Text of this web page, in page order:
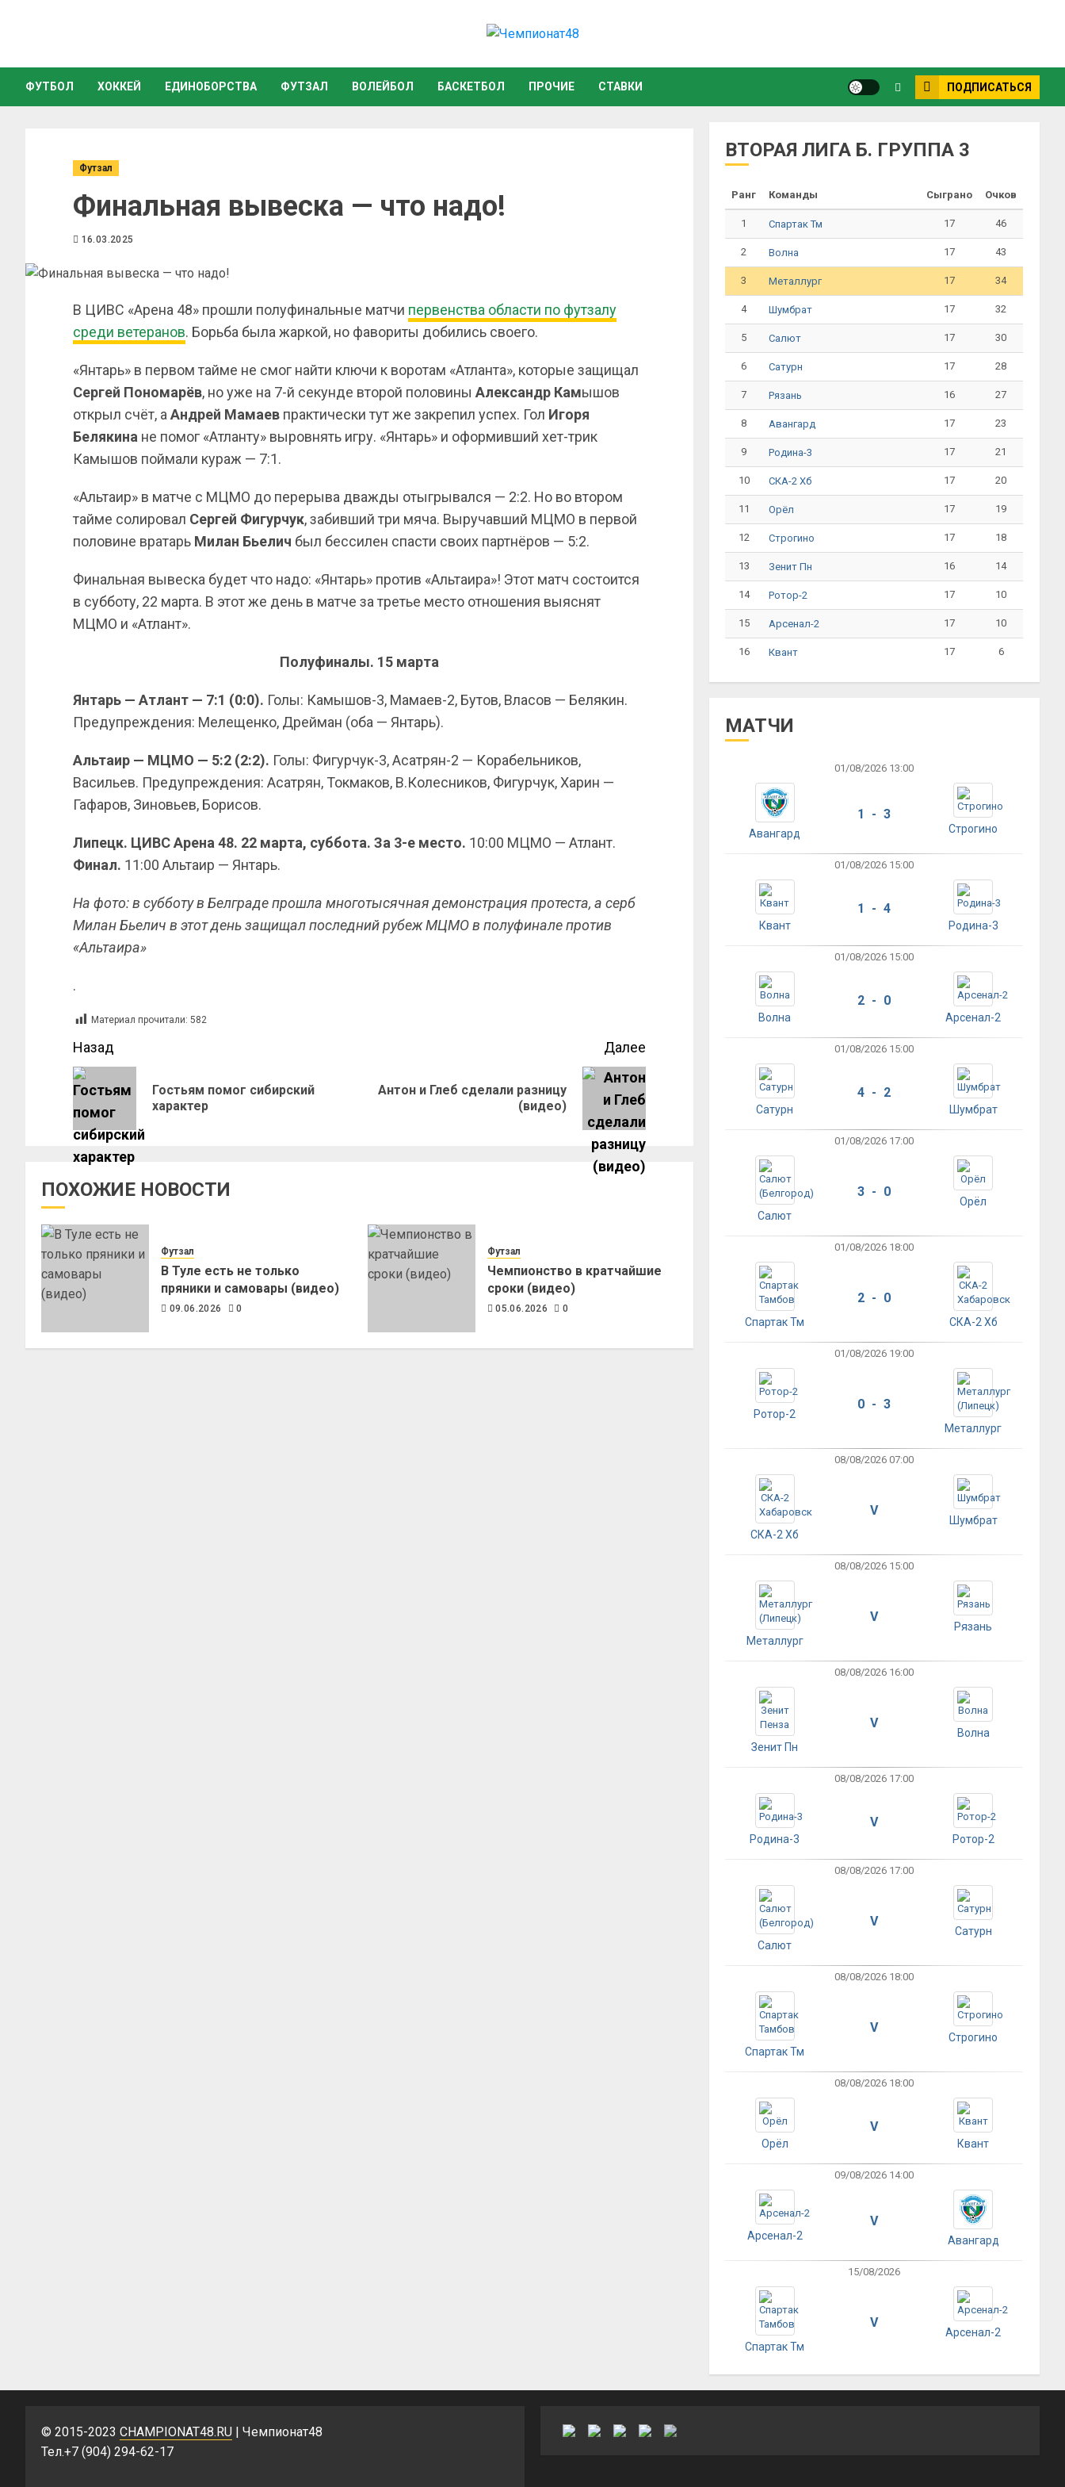
ФУТБОЛ ХОККЕЙ ЕДИНОБОРСТВА ФУТЗАЛ ВОЛЕЙБОЛ БАСКЕТБОЛ ПРОЧИЕ СТАВКИ ПОДПИСАТЬСЯ
Футзал
Финальная вывеска — что надо!
16.03.2025
В ЦИВС «Арена 48» прошли полуфинальные матчи первенства области по футзалу
среди ветеранов. Борьба была жаркой, но фавориты добились своего.
«Янтарь» в первом тайме не смог найти ключи к воротам «Атланта», которые защищал
Сергей Пономарёв, но уже на 7-й секунде второй половины Александр Камышов
открыл счёт, а Андрей Мамаев практически тут же закрепил успех. Гол Игоря
Белякина не помог «Атланту» выровнять игру. «Янтарь» и оформивший хет-трик
Камышов поймали кураж — 7:1.
«Альтаир» в матче с МЦМО до перерыва дважды отыгрывался — 2:2. Но во втором
тайме солировал Сергей Фигурчук, забивший три мяча. Выручавший МЦМО в первой
половине вратарь Милан Бьелич был бессилен спасти своих партнёров — 5:2.
Финальная вывеска будет что надо: «Янтарь» против «Альтаира»! Этот матч состоится
в субботу, 22 марта. В этот же день в матче за третье место отношения выяснят
МЦМО и «Атлант».
Полуфиналы. 15 марта
Янтарь — Атлант — 7:1 (0:0). Голы: Камышов-3, Мамаев-2, Бутов, Власов — Белякин.
Предупреждения: Мелещенко, Дрейман (оба — Янтарь).
Альтаир — МЦМО — 5:2 (2:2). Голы: Фигурчук-3, Асатрян-2 — Корабельников,
Васильев. Предупреждения: Асатрян, Токмаков, В.Колесников, Фигурчук, Харин —
Гафаров, Зиновьев, Борисов.
Липецк. ЦИВС Арена 48. 22 марта, суббота. За 3-е место. 10:00 МЦМО — Атлант.
Финал. 11:00 Альтаир — Янтарь.
На фото: в субботу в Белграде прошла многотысячная демонстрация протеста, а серб
Милан Бьелич в этот день защищал последний рубеж МЦМО в полуфинале против
«Альтаира»
.
Материал прочитали: 582
Назад
Гостьям помог сибирский
характер
Далее
Антон и Глеб сделали разницу
(видео)
ПОХОЖИЕ НОВОСТИ
Футзал
В Туле есть не только
пряники и самовары (видео)
09.06.2026 0
Футзал
Чемпионство в кратчайшие
сроки (видео)
05.06.2026 0
ВТОРАЯ ЛИГА Б. ГРУППА 3
Ранг Команды Сыграно Очков
1 Спартак Тм 17 46
2 Волна 17 43
3 Металлург 17 34
4 Шумбрат 17 32
5 Салют 17 30
6 Сатурн 17 28
7 Рязань 16 27
8 Авангард 17 23
9 Родина-3 17 21
10 СКА-2 Хб 17 20
11 Орёл 17 19
12 Строгино 17 18
13 Зенит Пн 16 14
14 Ротор-2 17 10
15 Арсенал-2 17 10
16 Квант 17 6
МАТЧИ
01/08/2026 13:00
Авангард
1 - 3
Строгино
01/08/2026 15:00
Квант
1 - 4
Родина-3
01/08/2026 15:00
Волна
2 - 0
Арсенал-2
01/08/2026 15:00
Сатурн
4 - 2
Шумбрат
01/08/2026 17:00
Салют
3 - 0
Орёл
01/08/2026 18:00
Спартак Тм
2 - 0
СКА-2 Хб
01/08/2026 19:00
Ротор-2
0 - 3
Металлург
08/08/2026 07:00
СКА-2 Хб
V
Шумбрат
08/08/2026 15:00
Металлург
V
Рязань
08/08/2026 16:00
Зенит Пн
V
Волна
08/08/2026 17:00
Родина-3
V
Ротор-2
08/08/2026 17:00
Салют
V
Сатурн
08/08/2026 18:00
Спартак Тм
V
Строгино
08/08/2026 18:00
Орёл
V
Квант
09/08/2026 14:00
Арсенал-2
V
Авангард
15/08/2026
Спартак Тм
V
Арсенал-2
© 2015-2023 CHAMPIONAT48.RU | Чемпионат48
Тел.+7 (904) 294-62-17